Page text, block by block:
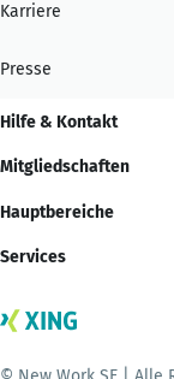
Karriere
Presse
Hilfe & Kontakt
Mitgliedschaften
Hauptbereiche
Services